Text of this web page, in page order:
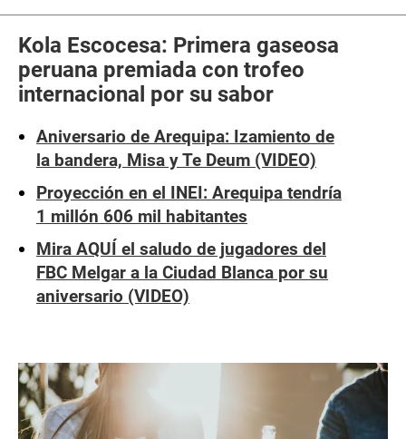
Kola Escocesa: Primera gaseosa
peruana premiada con trofeo
internacional por su sabor
Aniversario de Arequipa: Izamiento de
la bandera, Misa y Te Deum (VIDEO)
Proyección en el INEI: Arequipa tendría
1 millón 606 mil habitantes
Mira AQUÍ el saludo de jugadores del
FBC Melgar a la Ciudad Blanca por su
aniversario (VIDEO)